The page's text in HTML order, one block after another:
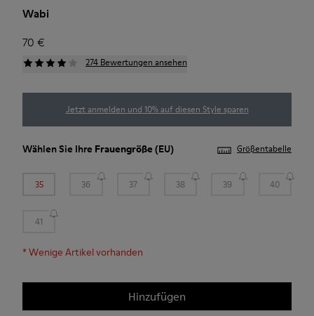
Wabi
70 €
274 Bewertungen ansehen
Jetzt anmelden und 10% auf diesen Style sparen
Wählen Sie Ihre Frauengröße (EU) Größentabelle
35 36 37 38 39 40
41
*Wenige Artikel vorhanden
Hinzufügen